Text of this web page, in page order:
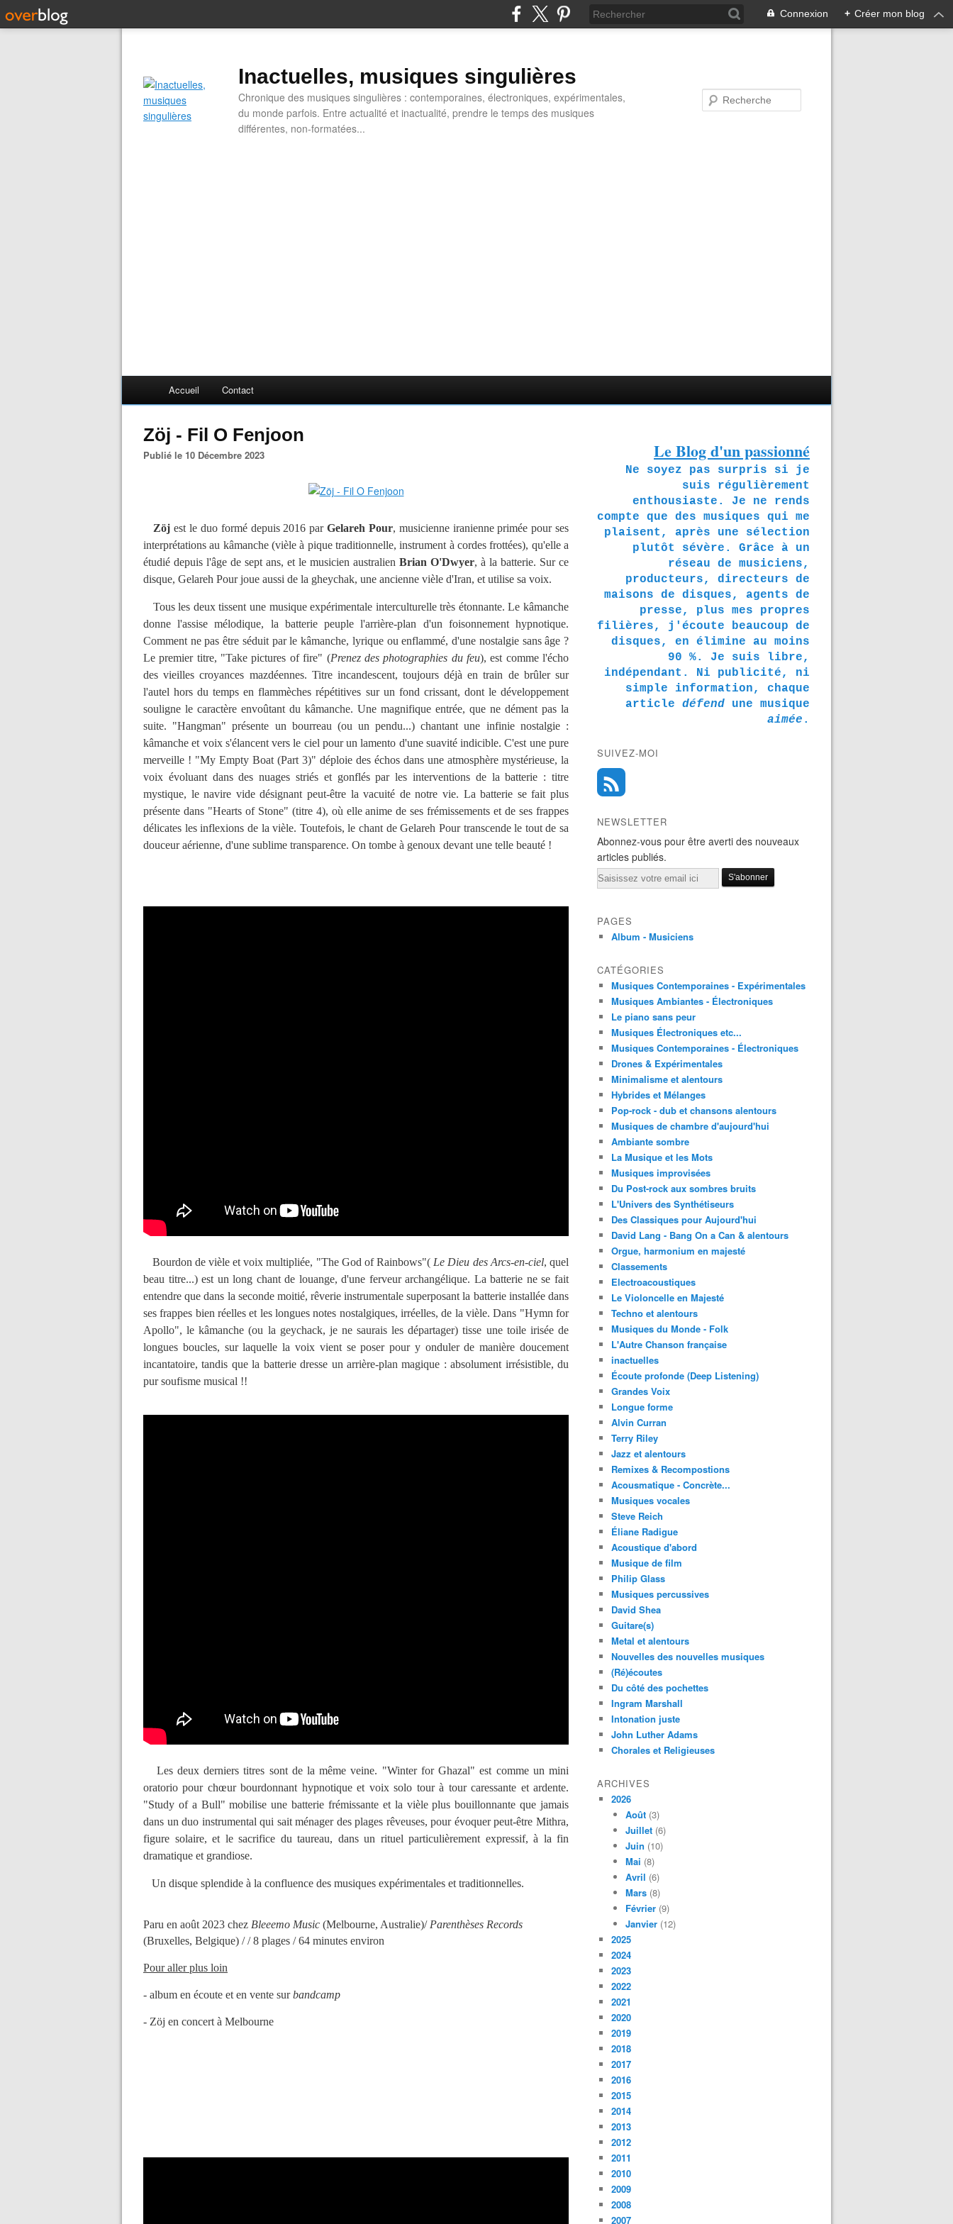
Connexion + Créer mon blog
Inactuelles, musiques singulières
Chronique des musiques singulières : contemporaines, électroniques, expérimentales,
du monde parfois. Entre actualité et inactualité, prendre le temps des musiques
différentes, non-formatées...
Accueil Contact
Zöj - Fil O Fenjoon
Publié le 10 Décembre 2023
Zöj est le duo formé depuis 2016 parGelareh Pour, musicienne iranienne primée pour ses
interprétations au kâmanche (vièle à pique traditionnelle, instrument à cordes frottées), qu'elle a
étudié depuis l'âge de sept ans, et le musicien australien Brian O'Dwyer, à la batterie. Sur ce
disque, Gelareh Pour joue aussi de la gheychak, une ancienne vièle d'Iran, et utilise sa voix.
Tous les deux tissent une musique expérimentale interculturelle très étonnante. Le kâmanche
donne l'assise mélodique, la batterie peuple l'arrière-plan d'un foisonnement hypnotique.
Comment ne pas être séduit par le kâmanche, lyrique ou enflammé, d'une nostalgie sans âge ?
Le premier titre, "Take pictures of fire" (Prenez des photographies du feu), est comme l'écho
des vieilles croyances mazdéennes. Titre incandescent, toujours déjà en train de brûler sur
l'autel hors du temps en flammèches répétitives sur un fond crissant, dont le développement
souligne le caractère envoûtant du kâmanche. Une magnifique entrée, que ne dément pas la
suite. "Hangman" présente un bourreau (ou un pendu...) chantant une infinie nostalgie :
kâmanche et voix s'élancent vers le ciel pour un lamento d'une suavité indicible. C'est une pure
merveille ! "My Empty Boat (Part 3)" déploie des échos dans une atmosphère mystérieuse, la
voix évoluant dans des nuages striés et gonflés par les interventions de la batterie : titre
mystique, le navire vide désignant peut-être la vacuité de notre vie. La batterie se fait plus
présente dans "Hearts of Stone" (titre 4), où elle anime de ses frémissements et de ses frappes
délicates les inflexions de la vièle. Toutefois, le chant de Gelareh Pour transcende le tout de sa
douceur aérienne, d'une sublime transparence. On tombe à genoux devant une telle beauté !
Bourdon de vièle et voix multipliée, "The God of Rainbows"( Le Dieu des Arcs-en-ciel, quel
beau titre...) est un long chant de louange, d'une ferveur archangélique. La batterie ne se fait
entendre que dans la seconde moitié, rêverie instrumentale superposant la batterie installée dans
ses frappes bien réelles et les longues notes nostalgiques, irréelles, de la vièle. Dans "Hymn for
Apollo", le kâmanche (ou la geychack, je ne saurais les départager) tisse une toile irisée de
longues boucles, sur laquelle la voix vient se poser pour y onduler de manière doucement
incantatoire, tandis que la batterie dresse un arrière-plan magique : absolument irrésistible, du
pur soufisme musical !!
Les deux derniers titres sont de la même veine. "Winter for Ghazal" est comme un mini
oratorio pour chœur bourdonnant hypnotique et voix solo tour à tour caressante et ardente.
"Study of a Bull" mobilise une batterie frémissante et la vièle plus bouillonnante que jamais
dans un duo instrumental qui sait ménager des plages rêveuses, pour évoquer peut-être Mithra,
figure solaire, et le sacrifice du taureau, dans un rituel particulièrement expressif, à la fin
dramatique et grandiose.
Un disque splendide à la confluence des musiques expérimentales et traditionnelles.
Paru en août 2023 chez Bleeemo Music (Melbourne, Australie)/ Parenthèses Records
(Bruxelles, Belgique) / / 8 plages / 64 minutes environ
Pour aller plus loin
- album en écoute et en vente surbandcamp
- Zöj en concert à Melbourne
Le Blog d'un passionné
Ne soyez pas surpris si je
suis régulièrement
enthousiaste. Je ne rends
compte que des musiques qui me
plaisent, après une sélection
plutôt sévère. Grâce à un
réseau de musiciens,
producteurs, directeurs de
maisons de disques, agents de
presse, plus mes propres
filières, j'écoute beaucoup de
disques, en élimine au moins
90 %. Je suis libre,
indépendant. Ni publicité, ni
simple information, chaque
article défend une musique
aimée .
SUIVEZ-MOI
NEWSLETTER
Abonnez-vous pour être averti des nouveaux
articles publiés.
Email
PAGES
Album - Musiciens
CATÉGORIES
Musiques Contemporaines - Expérimentales
Musiques Ambiantes - Électroniques
Le piano sans peur
Musiques Électroniques etc...
Musiques Contemporaines - Électroniques
Drones & Expérimentales
Minimalisme et alentours
Hybrides et Mélanges
Pop-rock - dub et chansons alentours
Musiques de chambre d'aujourd'hui
Ambiante sombre
La Musique et les Mots
Musiques improvisées
Du Post-rock aux sombres bruits
L'Univers des Synthétiseurs
Des Classiques pour Aujourd'hui
David Lang - Bang On a Can & alentours
Orgue, harmonium en majesté
Classements
Electroacoustiques
Le Violoncelle en Majesté
Techno et alentours
Musiques du Monde - Folk
L'Autre Chanson française
inactuelles
Écoute profonde (Deep Listening)
Grandes Voix
Longue forme
Alvin Curran
Terry Riley
Jazz et alentours
Remixes & Recompostions
Acousmatique - Concrète...
Musiques vocales
Steve Reich
Éliane Radigue
Acoustique d'abord
Musique de film
Philip Glass
Musiques percussives
David Shea
Guitare(s)
Metal et alentours
Nouvelles des nouvelles musiques
(Ré)écoutes
Du côté des pochettes
Ingram Marshall
Intonation juste
John Luther Adams
Chorales et Religieuses
ARCHIVES
2026
Août (3)
Juillet (6)
Juin (10)
Mai (8)
Avril (6)
Mars (8)
Février (9)
Janvier (12)
2025
2024
2023
2022
2021
2020
2019
2018
2017
2016
2015
2014
2013
2012
2011
2010
2009
2008
2007